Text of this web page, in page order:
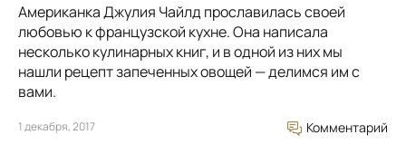
Американка Джулия Чайлд прославилась своей
любовью к французской кухне. Она написала
несколько кулинарных книг, и в одной из них мы
нашли рецепт запеченных овощей — делимся им с
вами.
1 декабря, 2017 Комментарий